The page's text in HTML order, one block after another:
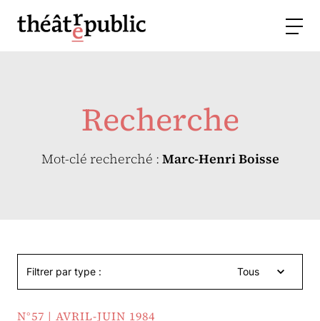
Recherche
Mot-clé recherché : Marc-Henri Boisse
Filtrer par type : Tous
N°57 | AVRIL-JUIN 1984